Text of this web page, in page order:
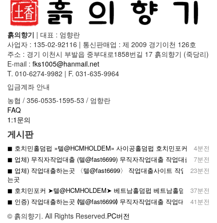
흙의향기 | 대표 : 엄향란
사업자 : 135-02-92116 | 통신판매업 : 제 2009 경기이천 126호
주소 : 경기 이천시 부발읍 중부대로1858번길 17 흙의향기 (죽당리)
E-mail : fks1005@hanmail.net
T. 010-6274-9982 | F. 031-635-9964
입금계좌 안내
농협 / 356-0535-1595-53 / 엄향란
FAQ
1:1문의
게시판
◼︎ 호치민홀덤펍 »텔@HCMHOLDEM» 사이공홀덤펍 호치민포커
4분전
◼︎ 업체) 무직자작업대출 (텔@fast6699) 무직자작업대출 작업대출하는곳
7분전
◼︎ 업체) 작업대출하는곳 〈텔@fast6699〉 작업대출사이트 작업대출하
는곳
23분전
◼︎ 호치민포커 ➤텔@HCMHOLDEM➤ 베트남홀덤펍 베트남홀덤룸37분전
◼︎ 인증) 작업대출하는곳 ⦉텔@fast6699⦊ 무직자작업대출 작업대출후기
41분전
© 흙의향기. All Rights Reserved.PC버전